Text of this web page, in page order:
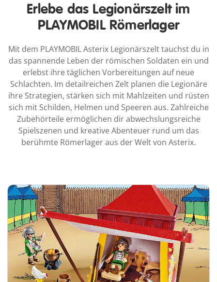
Erlebe das Legionärszelt im
PLAYMOBIL Römerlager
Mit dem PLAYMOBIL Asterix Legionärszelt tauchst du in
das spannende Leben der römischen Soldaten ein und
erlebst ihre täglichen Vorbereitungen auf neue
Schlachten. Im detailreichen Zelt planen die Legionäre
ihre Strategien, stärken sich mit Mahlzeiten und rüsten
sich mit Schilden, Helmen und Speeren aus. Zahlreiche
Zubehörteile ermöglichen dir abwechslungsreiche
Spielszenen und kreative Abenteuer rund um das
berühmte Römerlager aus der Welt von Asterix.